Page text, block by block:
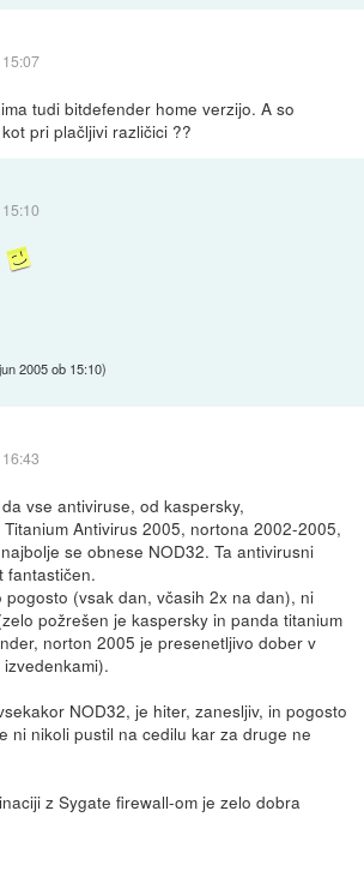
tudi bitdefender home verzijo. A so
pri plačljivi različici ??
2005 ob 15:10)
vse antiviruse, od kaspersky,
Antivirus 2005, nortona 2002-2005,
se obnese NOD32. Ta antivirusni
fantastičen.
pogosto (vsak dan, včasih 2x na dan), ni
požrešen je kaspersky in panda titanium
norton 2005 je presenetljivo dober v
NOD32, je hiter, zanesljiv, in pogosto
ni nikoli pustil na cedilu kar za druge ne
z Sygate firewall-om je zelo dobra